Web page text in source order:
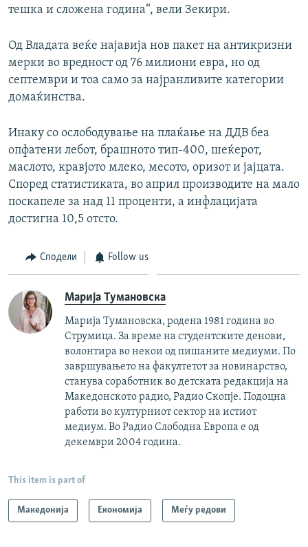
тешка и сложена година“, вели Зекири.
Од Владата веќе најавија нов пакет на антикризни
мерки во вредност од 76 милиони евра, но од
септември и тоа само за најранливите категории
домаќинства.
Инаку со ослободување на плаќање на ДДВ беа
опфатени лебот, брашното тип-400, шеќерот,
маслото, кравјото млеко, месото, оризот и јајцата.
Според статистиката, во април производите на мало
поскапеле за над 11 проценти, а инфлацијата
достигна 10,5 отсто.
Сподели Follow us
Марија Тумановска
Марија Тумановска, родена 1981 година во
Струмица. За време на студентските денови,
волонтира во некои од пишаните медиуми. По
завршувањето на факултетот за новинарство,
станува соработник во детската редакција на
Македонското радио, Радио Скопје. Подоцна
работи во културниот сектор на истиот
медиум. Во Радио Слободна Европа е од
декември 2004 година.
This item is part of
Македонија Економија Меѓу редови